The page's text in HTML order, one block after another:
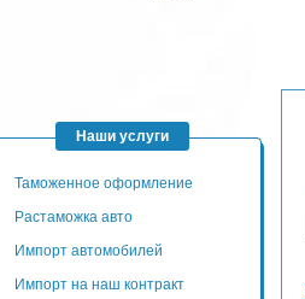
Наши услуги
таможенное оформление
Растаможка авто
Импорт автомобилей
импорт на наш контракт